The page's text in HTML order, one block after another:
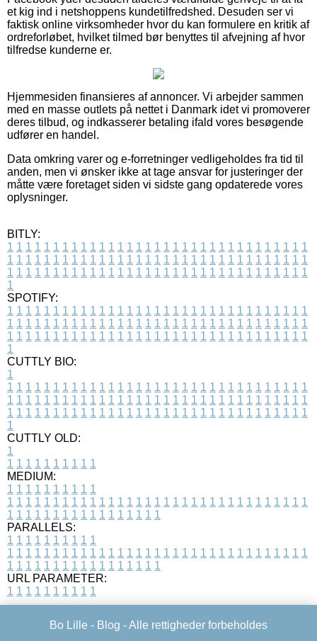
et kig ind i netshoppens kundetilfredshed. Desuden ser vi
faktisk online virksomheder hvor du kan formulere en kritik af
ordreforløbet, hvilket tilmed bør benyttes til afvejning af hvor
tilfredse kunderne er.
Hjemmesiden finansieres af annoncer. Vi arbejder sammen
med en masse outlets på nettet i Danmark idet vi promoverer
deres tilbud, og indkasserer betaling ifald vores besøgende
udfører en handel.
Data omkring varer og e-forretninger vedligeholdes fra tid til
anden, men vi ønsker ikke at tage ansvar for justeringer der
måtte være foretaget siden vi sidste gang opdaterede vores
oplysninger.
BITLY:
1 1 1 1 1 1 1 1 1 1 1 1 1 1 1 1 1 1 1 1 1 1 1 1 1 1 1 1 1 1 1 1 1
1 1 1 1 1 1 1 1 1 1 1 1 1 1 1 1 1 1 1 1 1 1 1 1 1 1 1 1 1 1 1 1 1
1 1 1 1 1 1 1 1 1 1 1 1 1 1 1 1 1 1 1 1 1 1 1 1 1 1 1 1 1 1 1 1 1
1
SPOTIFY:
1 1 1 1 1 1 1 1 1 1 1 1 1 1 1 1 1 1 1 1 1 1 1 1 1 1 1 1 1 1 1 1 1
1 1 1 1 1 1 1 1 1 1 1 1 1 1 1 1 1 1 1 1 1 1 1 1 1 1 1 1 1 1 1 1 1
1 1 1 1 1 1 1 1 1 1 1 1 1 1 1 1 1 1 1 1 1 1 1 1 1 1 1 1 1 1 1 1 1
1
CUTTLY BIO:
1
1 1 1 1 1 1 1 1 1 1 1 1 1 1 1 1 1 1 1 1 1 1 1 1 1 1 1 1 1 1 1 1 1
1 1 1 1 1 1 1 1 1 1 1 1 1 1 1 1 1 1 1 1 1 1 1 1 1 1 1 1 1 1 1 1 1
1 1 1 1 1 1 1 1 1 1 1 1 1 1 1 1 1 1 1 1 1 1 1 1 1 1 1 1 1 1 1 1 1
1
CUTTLY OLD:
1
1 1 1 1 1 1 1 1 1 1
MEDIUM:
1 1 1 1 1 1 1 1 1 1
1 1 1 1 1 1 1 1 1 1 1 1 1 1 1 1 1 1 1 1 1 1 1 1 1 1 1 1 1 1 1 1 1
1 1 1 1 1 1 1 1 1 1 1 1 1 1 1 1 1
PARALLELS:
1 1 1 1 1 1 1 1 1 1
1 1 1 1 1 1 1 1 1 1 1 1 1 1 1 1 1 1 1 1 1 1 1 1 1 1 1 1 1 1 1 1 1
1 1 1 1 1 1 1 1 1 1 1 1 1 1 1 1 1
URL PARAMETER:
1 1 1 1 1 1 1 1 1 1
Bo Lille - Blog - Alle rettigheder forbeholdes